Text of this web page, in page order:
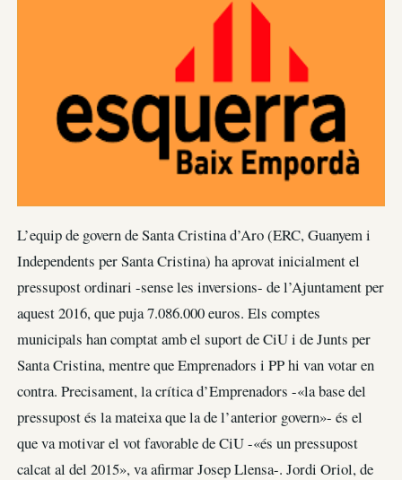
L’equip de govern de Santa Cristina d’Aro (ERC, Guanyem i
Independents per Santa Cristina) ha aprovat inicialment el
pressupost ordinari -sense les inversions- de l’Ajuntament per
aquest 2016, que puja 7.086.000 euros. Els comptes
municipals han comptat amb el suport de CiU i de Junts per
Santa Cristina, mentre que Emprenadors i PP hi van votar en
contra. Precisament, la crítica d’Emprenadors -«la base del
pressupost és la mateixa que la de l’anterior govern»- és el
que va motivar el vot favorable de CiU -«és un pressupost
calcat al del 2015», va afirmar Josep Llensa-. Jordi Oriol, de